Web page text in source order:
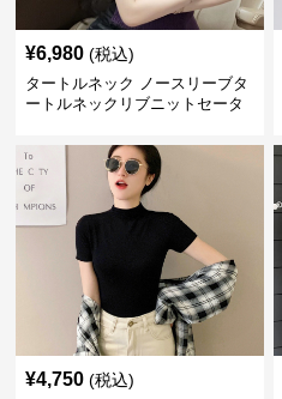
¥6,980 (税込)
タートルネック ノースリーブタ
ートルネックリブニットセータ
¥4,750 (税込)